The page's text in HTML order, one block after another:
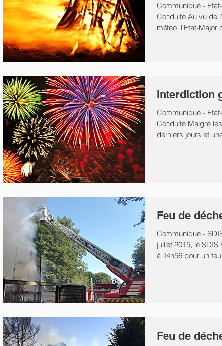
Communiqué -
Conduite Au vu de
météo, l'Etat-Major
Interdiction
Communiqué -
Conduite Malgré
derniers jours et
Feu de
Communiqué -
juillet 2015, le
à 14h56 pour un
Feu de